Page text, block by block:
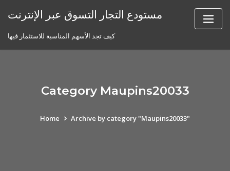
مستودع التجار التسوق عبر الإنترنت
كيف تجد الأسهم المناسبة للاستثمار فيها
Category Maupins20033
Home Archive by category "Maupins20033"